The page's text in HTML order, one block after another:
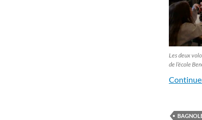
Les deux
de l’école